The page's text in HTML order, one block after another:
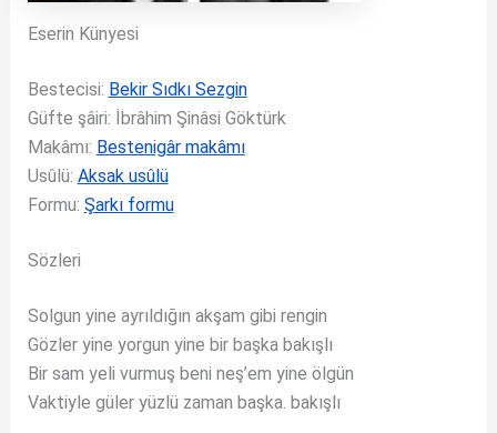
Eserin Künyesi
Bestecisi: Bekir Sıdkı Sezgin
Güfte şâiri: İbrâhim Şinâsi Göktürk
Makâmı: Bestenigâr makâmı
Usûlü: Aksak usûlü
Formu: Şarkı formu
Sözleri
Solgun yine ayrıldığın akşam gibi rengin
Gözler yine yorgun yine bir başka bakışlı
Bir sam yeli vurmuş beni neş’em yine ölgün
Vaktiyle güler yüzlü zaman başka. bakışlı